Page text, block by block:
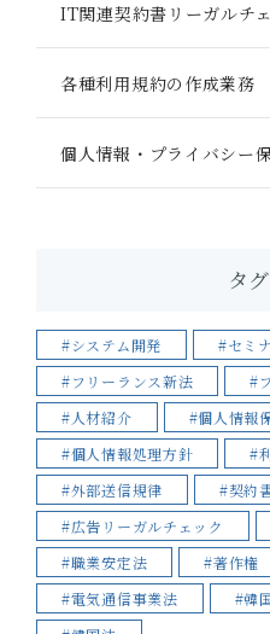
IT関連契約書リーガルチ
各種利用規約の作成業務
個人情報・プライバシー
タ
#システム開発
#セミ
#フリーランス新法
#
#人材紹介
#個人情報
#個人情報処理方針
#
#外部送信規律
#契約
#広告リーガルチェック
#職業安定法
#著作権
#電気通信事業法
#韓